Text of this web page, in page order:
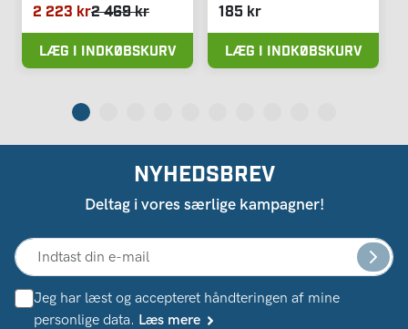
2 223 kr2 469 kr
LÆG I INDKØBSKURV
185 kr
LÆG I INDKØBSKURV
NYHEDSBREV
Deltag i vores særlige kampagner!
Jeg har læst og accepteret håndteringen af ​​mine
personlige data. Læs mere